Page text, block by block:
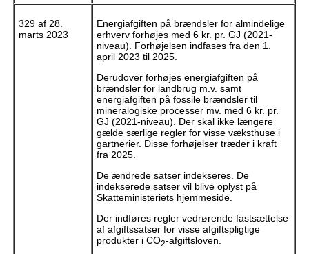
329 af 28.
marts 2023
Energiafgiften på brændsler for almindelige
erhverv forhøjes med 6 kr. pr. GJ (2021-
niveau). Forhøjelsen indfases fra den 1.
april 2023 til 2025.
Derudover forhøjes energiafgiften på
brændsler for landbrug m.v. samt
energiafgiften på fossile brændsler til
mineralogiske processer mv. med 6 kr. pr.
GJ (2021-niveau). Der skal ikke længere
gælde særlige regler for visse væksthuse i
gartnerier. Disse forhøjelser træder i kraft
fra 2025.
De ændrede satser indekseres. De
indekserede satser vil blive oplyst på
Skatteministeriets hjemmeside.
Der indføres regler vedrørende fastsættelse
af afgiftssatser for visse afgiftspligtige
produkter i CO2-afgiftsloven.